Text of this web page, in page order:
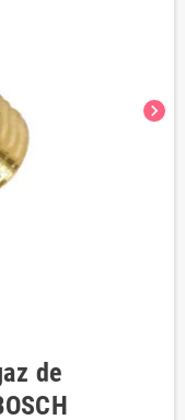
chevron_right
de